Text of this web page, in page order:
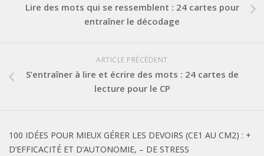
Lire des mots qui se ressemblent : 24 cartes pour
entraîner le décodage
ARTICLE PRÉCÉDENT
S’entraîner à lire et écrire des mots : 24 cartes de
lecture pour le CP
100 IDÉES POUR MIEUX GÉRER LES DEVOIRS (CE1 AU CM2) : +
D’EFFICACITÉ ET D’AUTONOMIE, – DE STRESS